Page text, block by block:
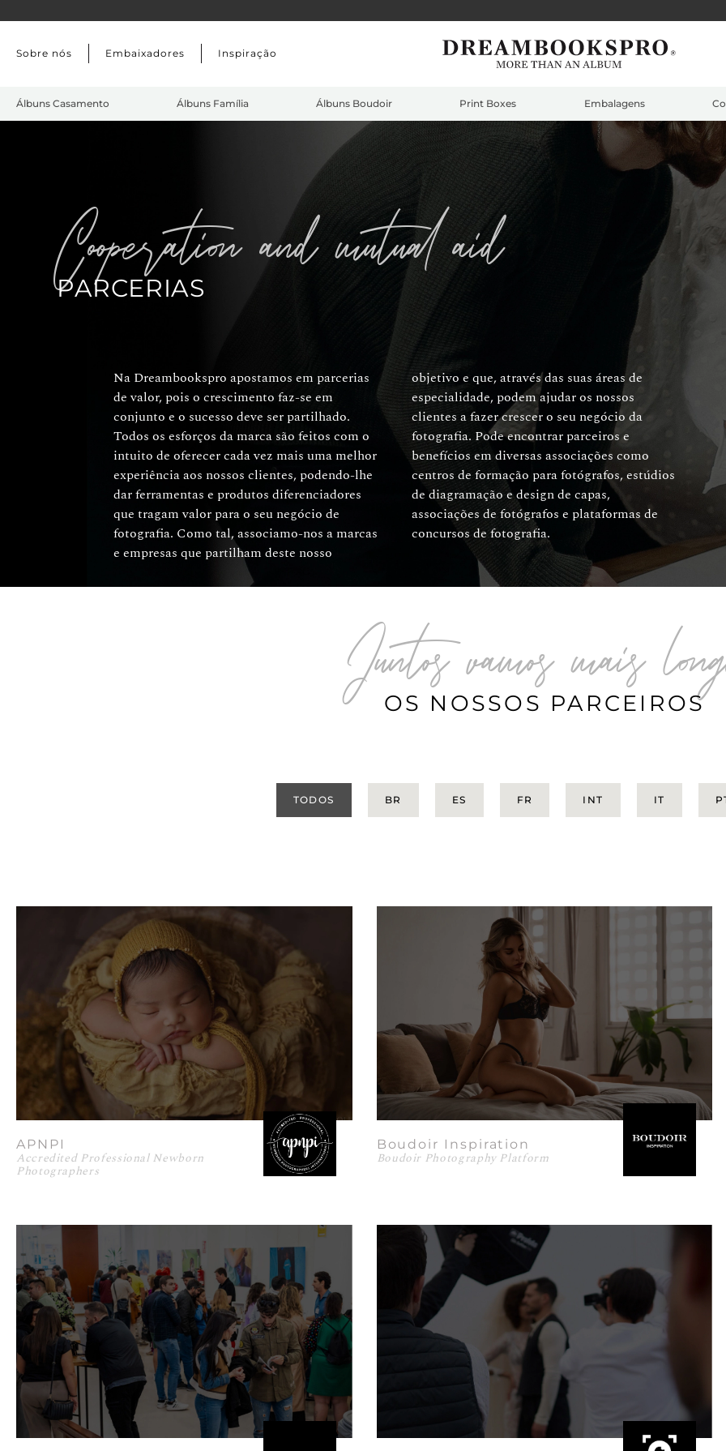
Skip to main content
Sobre nós Embaixadores Inspiração
Álbuns Casamento Álbuns Família Álbuns Boudoir Print Boxes Embalagens
cooperation and mutual aid
PARCERIAS
Na Dreambookspro apostamos em parcerias
de valor, pois o crescimento faz-se em
conjunto e o sucesso deve ser partilhado.
Todos os esforços da marca são feitos com o
intuito de oferecer cada vez mais uma melhor
experiência aos nossos clientes, podendo-lhe
dar ferramentas e produtos diferenciadores
que tragam valor para o seu negócio de
fotografia. Como tal, associamo-nos a marcas
e empresas que partilham deste nosso
objetivo e que, através das suas áreas de
especialidade, podem ajudar os nossos
clientes a fazer crescer o seu negócio da
fotografia. Pode encontrar parceiros e
benefícios em diversas associações como
centros de formação para fotógrafos, estúdios
de diagramação e design de capas,
associações de fotógrafos e plataformas de
concursos de fotografia.
Juntos vamos mais
OS NOSSOS PARCEIROS
TODOS BR ES FR INT IT
APNPI
Accredited Professional Newborn
Photographers
Boudoir Inspiration
Boudoir Photography Platform